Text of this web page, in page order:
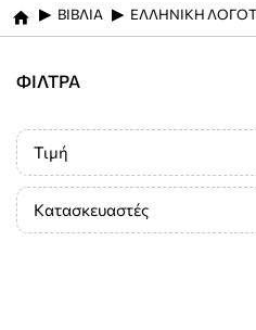
home
ΒΙΒΛΙΑ ΕΛΛΗΝΙΚΗ
ΦΊΛΤΡΑ
Τιμή
Κατασκευαστές